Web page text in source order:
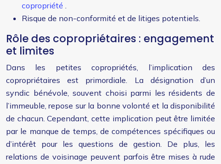
copropriété .
Risque de non-conformité et de litiges potentiels.
Rôle des copropriétaires : engagement
et limites
Dans les petites copropriétés, l’implication des
copropriétaires est primordiale. La désignation d’un
syndic bénévole, souvent choisi parmi les résidents de
l’immeuble, repose sur la bonne volonté et la disponibilité
de chacun. Cependant, cette implication peut être limitée
par le manque de temps, de compétences spécifiques ou
d’intérêt pour les questions de gestion. De plus, les
relations de voisinage peuvent parfois être mises à rude